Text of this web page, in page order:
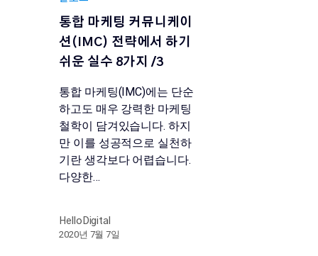
통합 마케팅 커뮤니케이
션(IMC) 전략에서 하기
쉬운 실수 8가지 /3
통합 마케팅(IMC)에는 단순
하고도 매우 강력한 마케팅
철학이 담겨있습니다. 하지
만 이를 성공적으로 실천하
기란 생각보다 어렵습니다.
다양한…
HelloDigital
2020년 7월 7일